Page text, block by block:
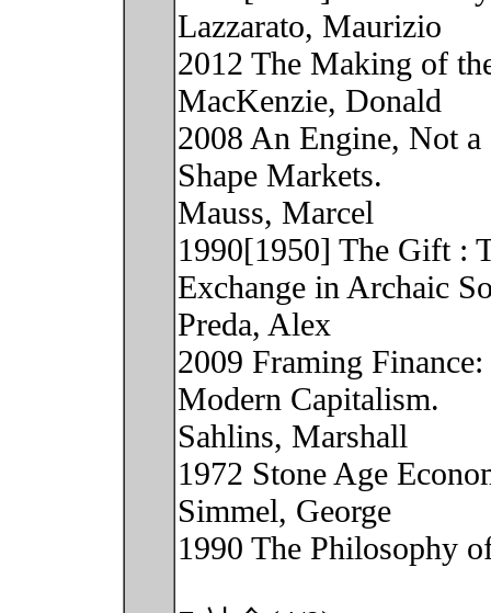
Lazzarato, Maurizio
2012 The Making of
MacKenzie, Donald
2008 An Engine, Not
Shape Markets.
Mauss, Marcel
1990[1950] The Gift :
Exchange in Archaic
Preda, Alex
2009 Framing
Modern Capitalism.
Sahlins, Marshall
1972 Stone Age
Simmel, George
1990 The Philosophy